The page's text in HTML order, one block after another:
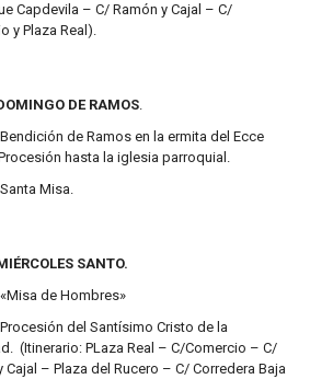
Capdevila – C/ Ramón y Cajal – C/
y Plaza Real).
DE RAMOS.
de Ramos en la ermita del Ecce
hasta la iglesia parroquial.
Misa.
SANTO.
de Hombres»
del Santísimo Cristo de la
(Itinerario: PLaza Real – C/Comercio – C/
Cajal – Plaza del Rucero – C/ Corredera Baja